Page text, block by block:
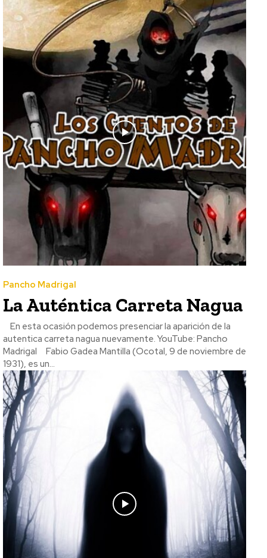
Pancho Madrigal
La Auténtica Carreta Nagua
autentica carreta nagua nuevamente. YouTube: Pancho
Madrigal Fabio Gadea Mantilla (Ocotal, 9 de noviembre de
1931), es un...